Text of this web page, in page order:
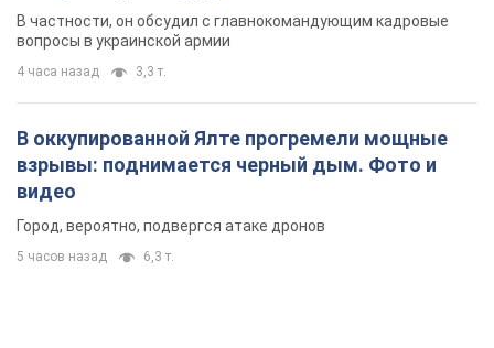
новых мерах
В частности, он обсудил с главнокомандующим кадровые
вопросы в украинской армии
4 часа назад 3,3 т.
В оккупированной Ялте прогремели мощные
взрывы: поднимается черный дым. Фото и
видео
Город, вероятно, подвергся атаке дронов
5 часов назад 6,3 т.